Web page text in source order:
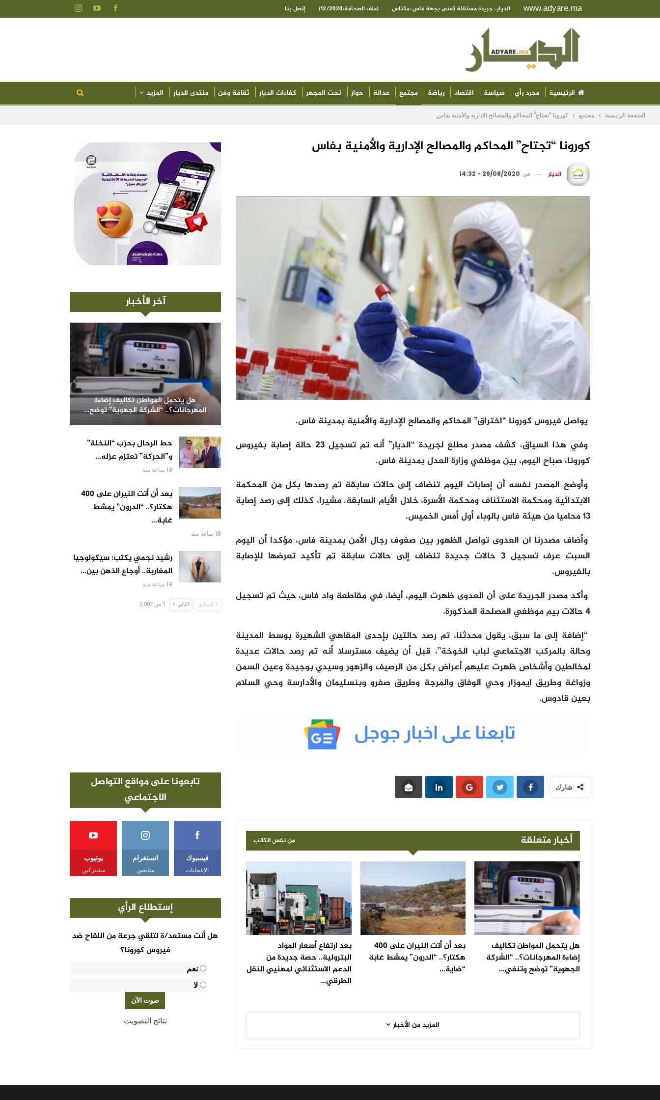
www.adyare.ma الديار.. جريدة مستقلة تعنى بجهة فاس-مكناس (ملف الصحافة:12/2020) إتصل بنا
الرئيسية مجرد رأي سياسة اقتصاد رياضة مجتمع عدالة حوار تحت المجهر كفاءات الديار ثقافة وفن منتدى الديار المزيد
الصفحة الرئيسية مجتمع كورونا “تجتاح” المحاكم والمصالح الإدارية والأمنية بفاس
كورونا “تجتاح” المحاكم والمصالح الإدارية والأمنية بفاس
الديار في 29/08/2020 - 14:32
يواصل فيروس كورونا “اختراق” المحاكم والمصالح الإدارية والأمنية بمدينة فاس.
وفي هذا السياق، كشف مصدر مطلع لجريدة “الديار” أنه تم تسجيل 23 حالة إصابة بفيروس
كورونا، صباح اليوم، بين موظفي وزارة العدل بمدينة فاس.
وأوضح المصدر نفسه أن إصابات اليوم تنضاف إلى حالات سابقة تم رصدها بكل من المحكمة
الابتدائية ومحكمة الاستئناف ومحكمة الأسرة، خلال الأيام السابقة. مشيرا، كذلك إلى رصد إصابة
13 محاميا من هيئة فاس بالوباء أول أمس الخميس.
وأضاف مصدرنا ان العدوى تواصل الظهور بين صفوف رجال الأمن بمدينة فاس، مؤكدا أن اليوم
السبت عرف تسجيل 3 حالات جديدة تنضاف إلى حالات سابقة تم تأكيد تعرضها للإصابة
بالفيروس.
وأكد مصدر الجريدة على أن العدوى ظهرت اليوم، أيضا، في مقاطعة واد فاس، حيث تم تسجيل
4 حالات بيم موظفي المصلحة المذكورة.
“إضافة إلى ما سبق، يقول محدثنا، تم رصد حالتين بإحدى المقاهي الشهيرة بوسط المدينة
وحالة بالمركب الاجتماعي لباب الخوخة”، قبل أن يضيف مسترسلا أنه تم رصد حالات عديدة
لمخالطين وأشخاص ظهرت عليهم أعراض بكل من الرصيف والزهور وسيدي بوجيدة وعين السمن
وزواغة وطريق ايموزار وحي الوفاق والمرجة وطريق صفرو وبنسليمان والأدارسة وحي السلام
بعين قادوس.
شارك
أخبار متعلقة من نفس الكاتب
هل يتحمل المواطن تكاليف
إضاءة المهرجانات؟.. “الشركة
الجهوية” توضح وتنفي…
بعد أن أتت النيران على 400
هكتار؟.. “الدرون” يمشط غابة
“ضاية…
بعد ارتفاع أسعار المواد
البترولية.. حصة جديدة من
الدعم الاستثنائي لمهنيي النقل
الطرقي…
المزيد من الأخبار
آخر الأخبار
هل يتحمل المواطن تكاليف إضاءة
المهرجانات؟.. “الشركة الجهوية” توضح…
حط الرحال بحزب “النخلة”
و”الحركة” تعتزم عزله…
18 ساعة منذ
بعد أن أتت النيران على 400
هكتار؟.. “الدرون” يمشط
غابة…
18 ساعة منذ
رشيد نجمي يكتب: سيكولوجيا
المغاربة.. أوجاع الذهن بين…
19 ساعة منذ
السابق التالي 1 من 2,007
تابعونا على مواقع التواصل
الاجتماعي
فيسبوك
الإعجابات
انستغرام
متابعين
يوتيوب
مشتركين
إستطلاع الرأي
هل أنت مستعد/ة لتلقي جرعة من اللقاح ضد
فيروس كورونا؟
نعم
لا
نتائج التصويت